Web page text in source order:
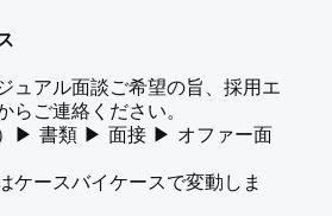
ュアル面談ご希望の旨、採用エ
らご連絡ください。
）▶ 書類 ▶ 面接 ▶ オファー面
ケースバイケースで変動しま